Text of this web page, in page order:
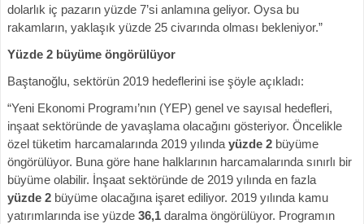
dolarlık iç pazarın yüzde 7’si anlamına geliyor. Oysa bu
rakamların, yaklaşık yüzde 25 civarında olması bekleniyor.”
Yüzde 2 büyüme öngörülüyor
Baştanoğlu, sektörün 2019 hedeflerini ise şöyle açıkladı:
“Yeni Ekonomi Programı’nın (YEP) genel ve sayısal hedefleri,
inşaat sektöründe de yavaşlama olacağını gösteriyor. Öncelikle
özel tüketim harcamalarında 2019 yılında yüzde 2 büyüme
öngörülüyor. Buna göre hane halklarının harcamalarında sınırlı bir
büyüme olabilir. İnşaat sektöründe de 2019 yılında en fazla
yüzde 2 büyüme olacağına işaret ediliyor. 2019 yılında kamu
yatırımlarında ise yüzde 36,1 daralma öngörülüyor. Programın